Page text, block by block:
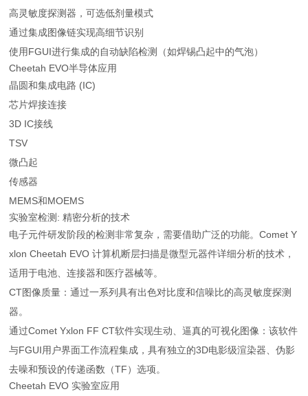
高灵敏度探测器，可选低剂量模式
通过集成图像链实现高细节识别
使用FGUI进行集成的自动缺陷检测（如焊锡凸起中的气泡）
Cheetah EVO半导体应用
晶圆和集成电路 (IC)
芯片焊接连接
3D IC接线
TSV
微凸起
传感器
MEMS和MOEMS
实验室检测: 精密分析的技术
电子元件研发阶段的检测非常复杂，需要借助广泛的功能。Comet Y
xlon Cheetah EVO 计算机断层扫描是微型元器件详细分析的技术，
适用于电池、连接器和医疗器械等。
CT图像质量：通过一系列具有出色对比度和信噪比的高灵敏度探测
器。
通过Comet Yxlon FF CT软件实现生动、逼真的可视化图像：该软件
与FGUI用户界面工作流程集成，具有独立的3D电影级渲染器、伪影
去噪和预设的传递函数（TF）选项。
Cheetah EVO 实验室应用